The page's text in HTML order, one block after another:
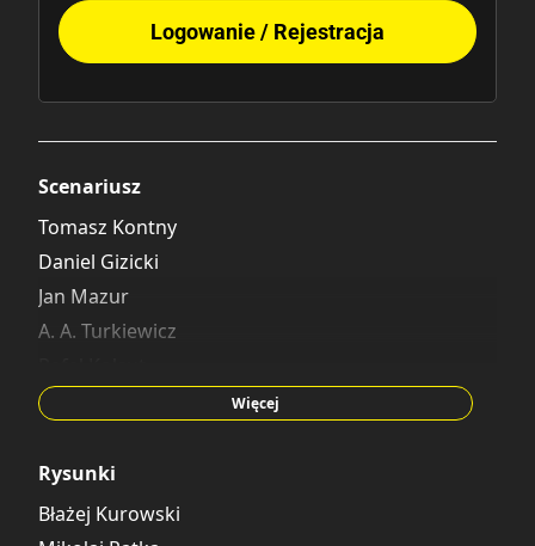
Logowanie / Rejestracja
Scenariusz
Tomasz Kontny
Daniel Gizicki
Jan Mazur
A. A. Turkiewicz
Robert Sienicki
Więcej
Rysunki
Błażej Kurowski